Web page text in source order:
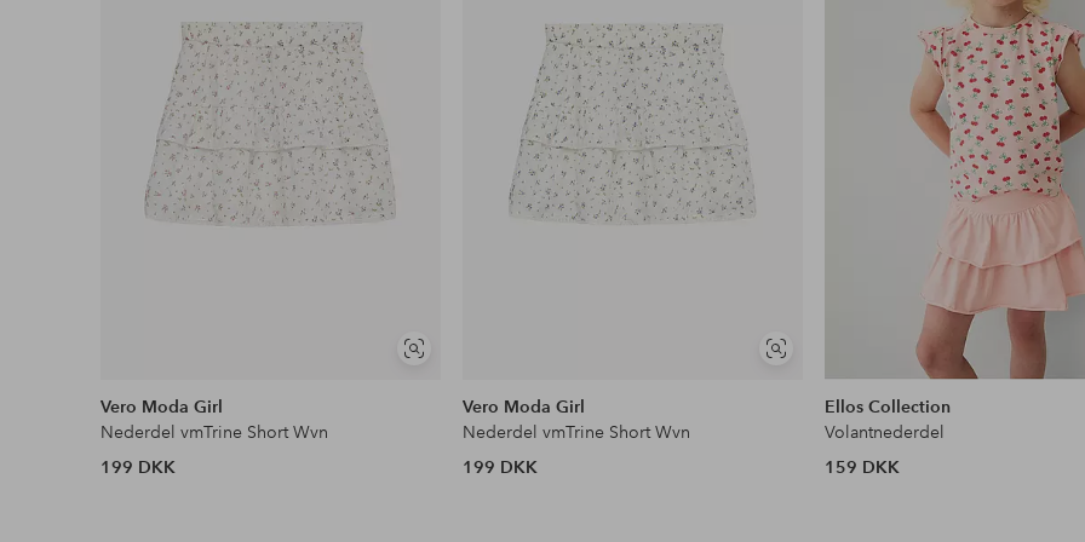
Læs mere
Se
Vero Moda Girl
Nederdel vmTrine Short Wvn
199 DKK
Se
lignende
Vero Moda Girl
Nederdel vmTrine Short Wvn
199 DKK
Ellos Collection
Volantnederdel
159 DKK